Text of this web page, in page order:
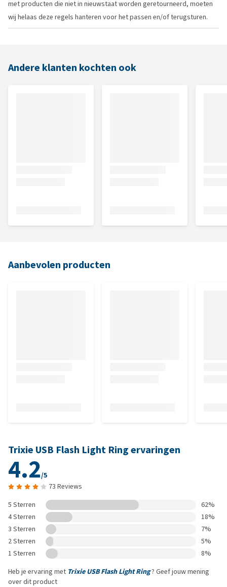
met producten die niet in nieuwstaat worden geretourneerd, moeten
wij helaas deze regels hanteren voor het passen en/of terugsturen.
Andere klanten kochten ook
Aanbevolen producten
Trixie USB Flash Light Ring ervaringen
4.2/5
73 Reviews
5 Sterren
62%
4 Sterren
18%
3 Sterren
7%
2 Sterren
5%
1 Sterren
8%
Heb je ervaring met Trixie USB Flash Light Ring? Geef jouw mening
over dit product